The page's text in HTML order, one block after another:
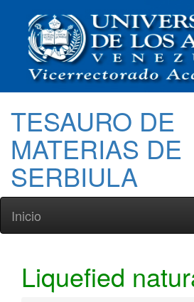
TESAURO DE
MATERIAS DE
SERBIULA
Inicio
Liquefied